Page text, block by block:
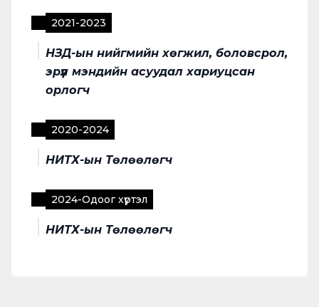
2021-2023
НЗД-ын нийгмийн хөгжил, боловсрол,
эрүүл мэндийн асуудал хариуцсан
орлогч
2020-2024
НИТХ-ын Төлөөлөгч
2024-Одоог хүртэл
НИТХ-ын Төлөөлөгч